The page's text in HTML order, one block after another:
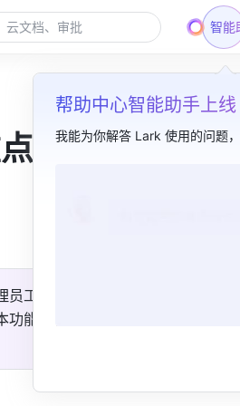
智能
帮助中心智能助手上线
我能为你解答 Lark 使用的问题，
，
工作
能对